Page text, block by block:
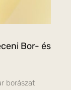
Bor- és
borászat